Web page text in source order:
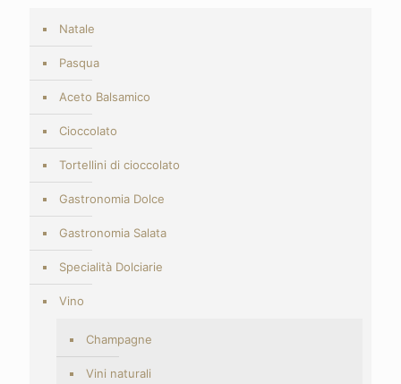
Natale
Pasqua
Aceto Balsamico
Cioccolato
Tortellini di cioccolato
Gastronomia Dolce
Gastronomia Salata
Specialità Dolciarie
Vino
Champagne
Vini naturali